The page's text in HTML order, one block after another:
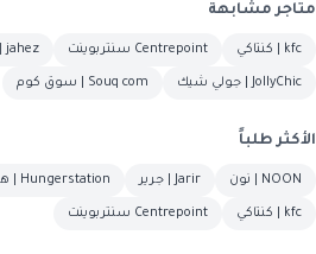
متاجر مشابهة
kfc | كنتاكي Centrepoint سنتربوينت jahez | جاهز
JollyChic | جولي شيك Souq com | سوق كوم
الأكثر طلباً
NOON | نون Jarir | جرير Hungerstation | هنقرستيشن
kfc | كنتاكي Centrepoint سنتربوينت